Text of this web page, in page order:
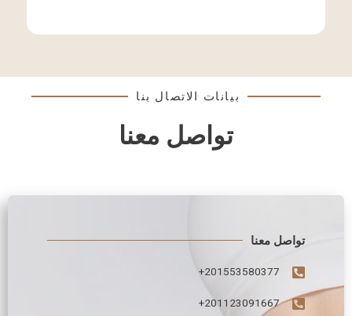
بيانات الاتصال بنا
تواصل معنا
تواصل معنا
201553580377+
201123091667+